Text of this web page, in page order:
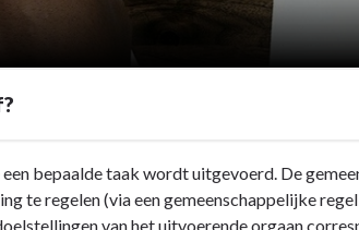
bepaalde taak wordt uitgevoerd. De
te regelen (via een gemeenschappelijke
van het uitvoerende orgaan